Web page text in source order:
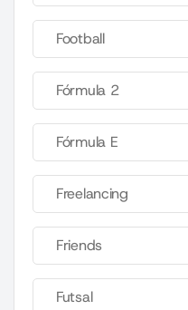
Football
Fórmula 2
Fórmula E
Freelancing
Friends
Futsal